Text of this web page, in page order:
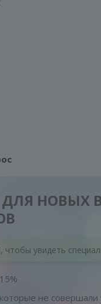
НОВЫХ
чтобы увидеть
не совершали